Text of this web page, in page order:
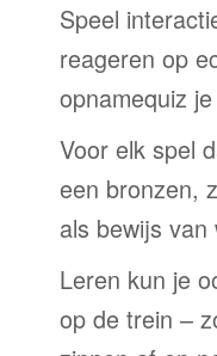
Speel
reageren op
opnamequiz
Voor elk spel
een bronzen,
als bewijs van
Leren kun je
op de trein –